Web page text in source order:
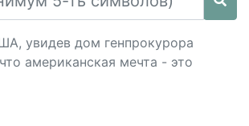
увидев дом генпрокурора
американская мечта - это